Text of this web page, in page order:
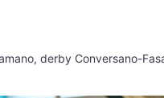
derby Conversano-